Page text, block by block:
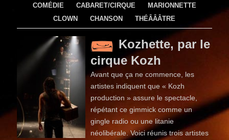
COMÉDIE
CABARET/CIRQUE
MARIONNETTE
CLOWN
CHANSON THÉÂÂÂTRE
Kozhette, par le
cirque Kozh
Avant que ça ne commence, les
artistes indiquent que « Kozh
production » assure le spectacle,
répétant ce gimmick comme un
gingle radio ou une litanie
néolibérale. Voici réunis trois artistes